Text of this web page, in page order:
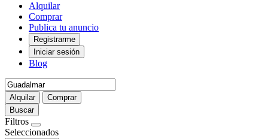
Alquilar
Comprar
Publica tu anuncio
Registrarme
Iniciar sesión
Blog
Alquilar
Comprar
Buscar
Filtros
Seleccionados